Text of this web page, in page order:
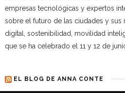
empresas tecnológicas y expertos
sobre el futuro de las ciudades y sus
digital, sostenibilidad, movilidad
que se ha celebrado el 11 y 12 de
EL BLOG DE ANNA CONTE